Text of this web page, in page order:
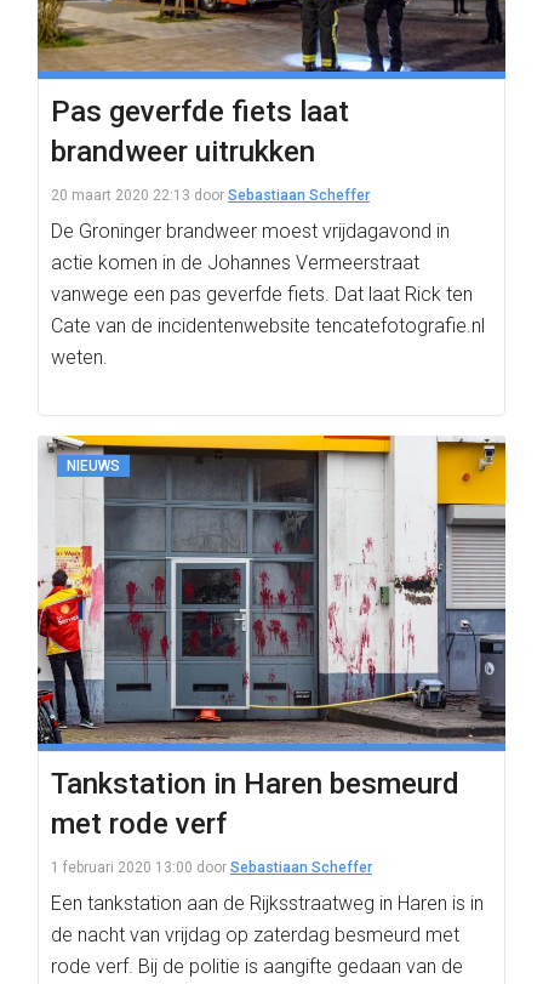
Pas geverfde fiets laat
brandweer uitrukken
20 maart 2020 22:13 door Sebastiaan Scheffer
De Groninger brandweer moest vrijdagavond in
actie komen in de Johannes Vermeerstraat
vanwege een pas geverfde fiets. Dat laat Rick ten
Cate van de incidentenwebsite tencatefotografie.nl
weten.
NIEUWS
Tankstation in Haren besmeurd
met rode verf
1 februari 2020 13:00 door Sebastiaan Scheffer
Een tankstation aan de Rijksstraatweg in Haren is in
de nacht van vrijdag op zaterdag besmeurd met
rode verf. Bij de politie is aangifte gedaan van de